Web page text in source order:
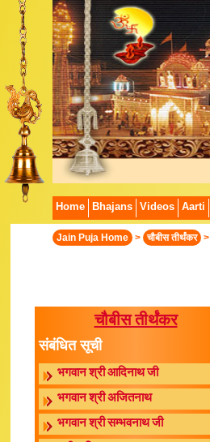
Home Bhajans Videos Aarti
Jain Puja Home > चौबीस तीर्थंकर >
चौबीस तीर्थंकर
संबंधित सूची
भगवान श्री आदिनाथ जी
भगवान श्री अजितनाथ
भगवान श्री सम्भवनाथ जी